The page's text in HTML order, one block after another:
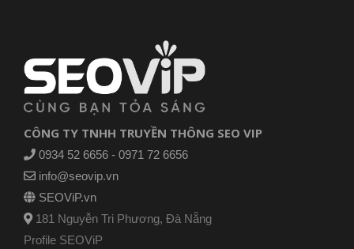
CÔNG TY TNHH TRUYỀN THÔNG SEO VIP
0934 52 6656 - 0971 72 6656
info@seovip.vn
SEOViP.vn
181 Nguyễn Tri Phương, Đà Nẵng
Profile SEOViP